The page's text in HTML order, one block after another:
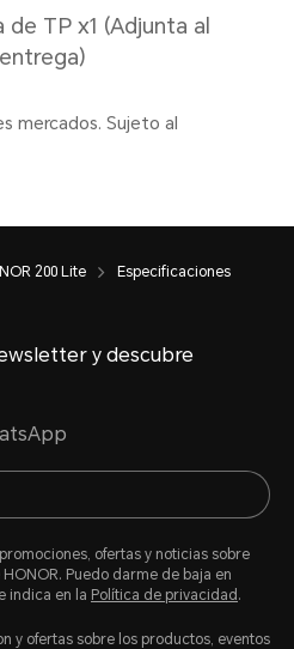
de litio
200 Lite Especificaciones
y descubre
ofertas y noticias sobre
Puedo darme de baja en
indica en la Política de privacidad .
y ofertas sobre los productos, eventos